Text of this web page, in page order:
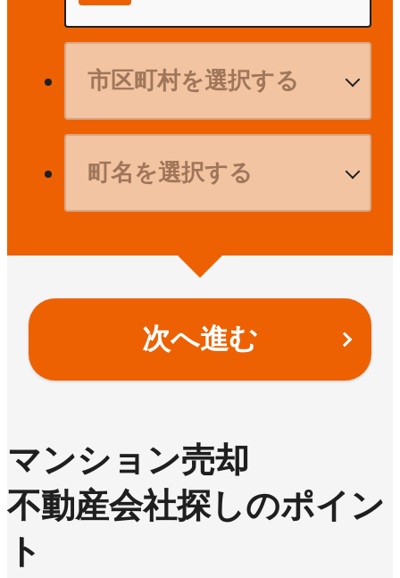
次へ進む
マンション売却
不動産会社探しのポイン
ト